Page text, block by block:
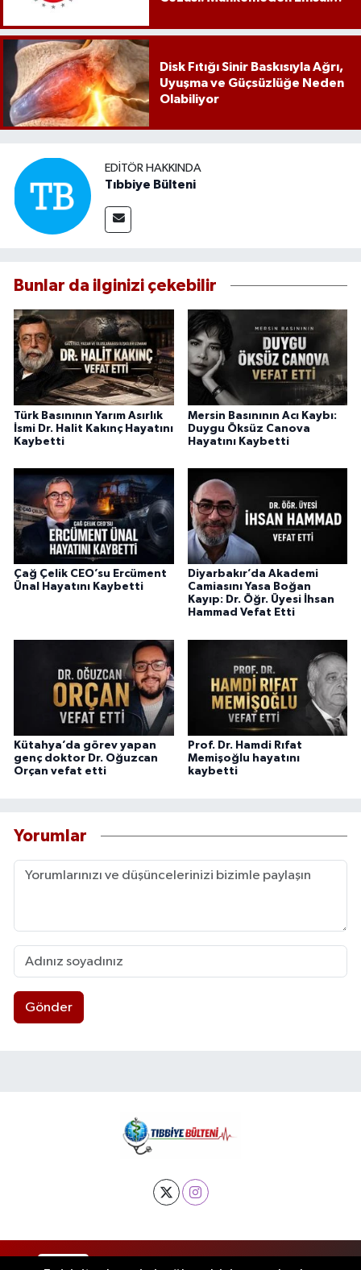
Disk Fıtığı Sinir Baskısıyla Ağrı,
Uyuşma ve Güçsüzlüğe Neden
Olabiliyor
EDITÖR HAKKINDA
Tıbbiye Bülteni
Bunlar da ilginizi çekebilir
Türk Basınının Yarım Asırlık
İsmi Dr. Halit Kakınç Hayatını
Kaybetti
Mersin Basınının Acı Kaybı:
Duygu Öksüz Canova
Hayatını Kaybetti
Çağ Çelik CEO’su Ercüment
Ünal Hayatını Kaybetti
Diyarbakır’da Akademi
Camiasını Yasa Boğan
Kayıp: Dr. Öğr. Üyesi İhsan
Hammad Vefat Etti
Kütahya’da görev yapan
genç doktor Dr. Oğuzcan
Orçan vefat etti
Prof. Dr. Hamdi Rıfat
Memişoğlu hayatını
kaybetti
Yorumlar
Gönder
RSS Copyright © 2025. Her hakkı saklıdır.